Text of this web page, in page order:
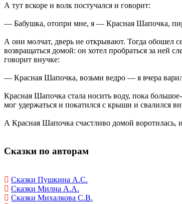
А тут вскоре и волк постучался и говорит:
— Бабушка, отопри мне, я — Красная Шапочка,
А они молчат, дверь не открывают. Тогда обошел
возвращаться домой: он хотел пробраться за ней
говорит внучке:
— Красная Шапочка, возьми ведро — я вчера
Красная Шапочка стала носить воду, пока
мог удержаться и покатился с крыши и свалился
А Красная Шапочка счастливо домой
Сказки по авторам
Сказки Пушкина А.С.
Сказки Милна А.А.
Сказки Михалкова С.В.